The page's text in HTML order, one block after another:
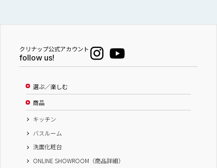
クリナップ公式アカウント
follow us!
選ぶ／楽しむ
商品
キッチン
バスルーム
洗面化粧台
ONLINE SHOWROOM（商品詳細）